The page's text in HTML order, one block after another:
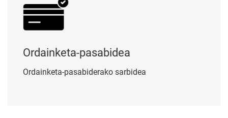
Ordainketa-pasabidea
Ordainketa-pasabiderako sarbidea